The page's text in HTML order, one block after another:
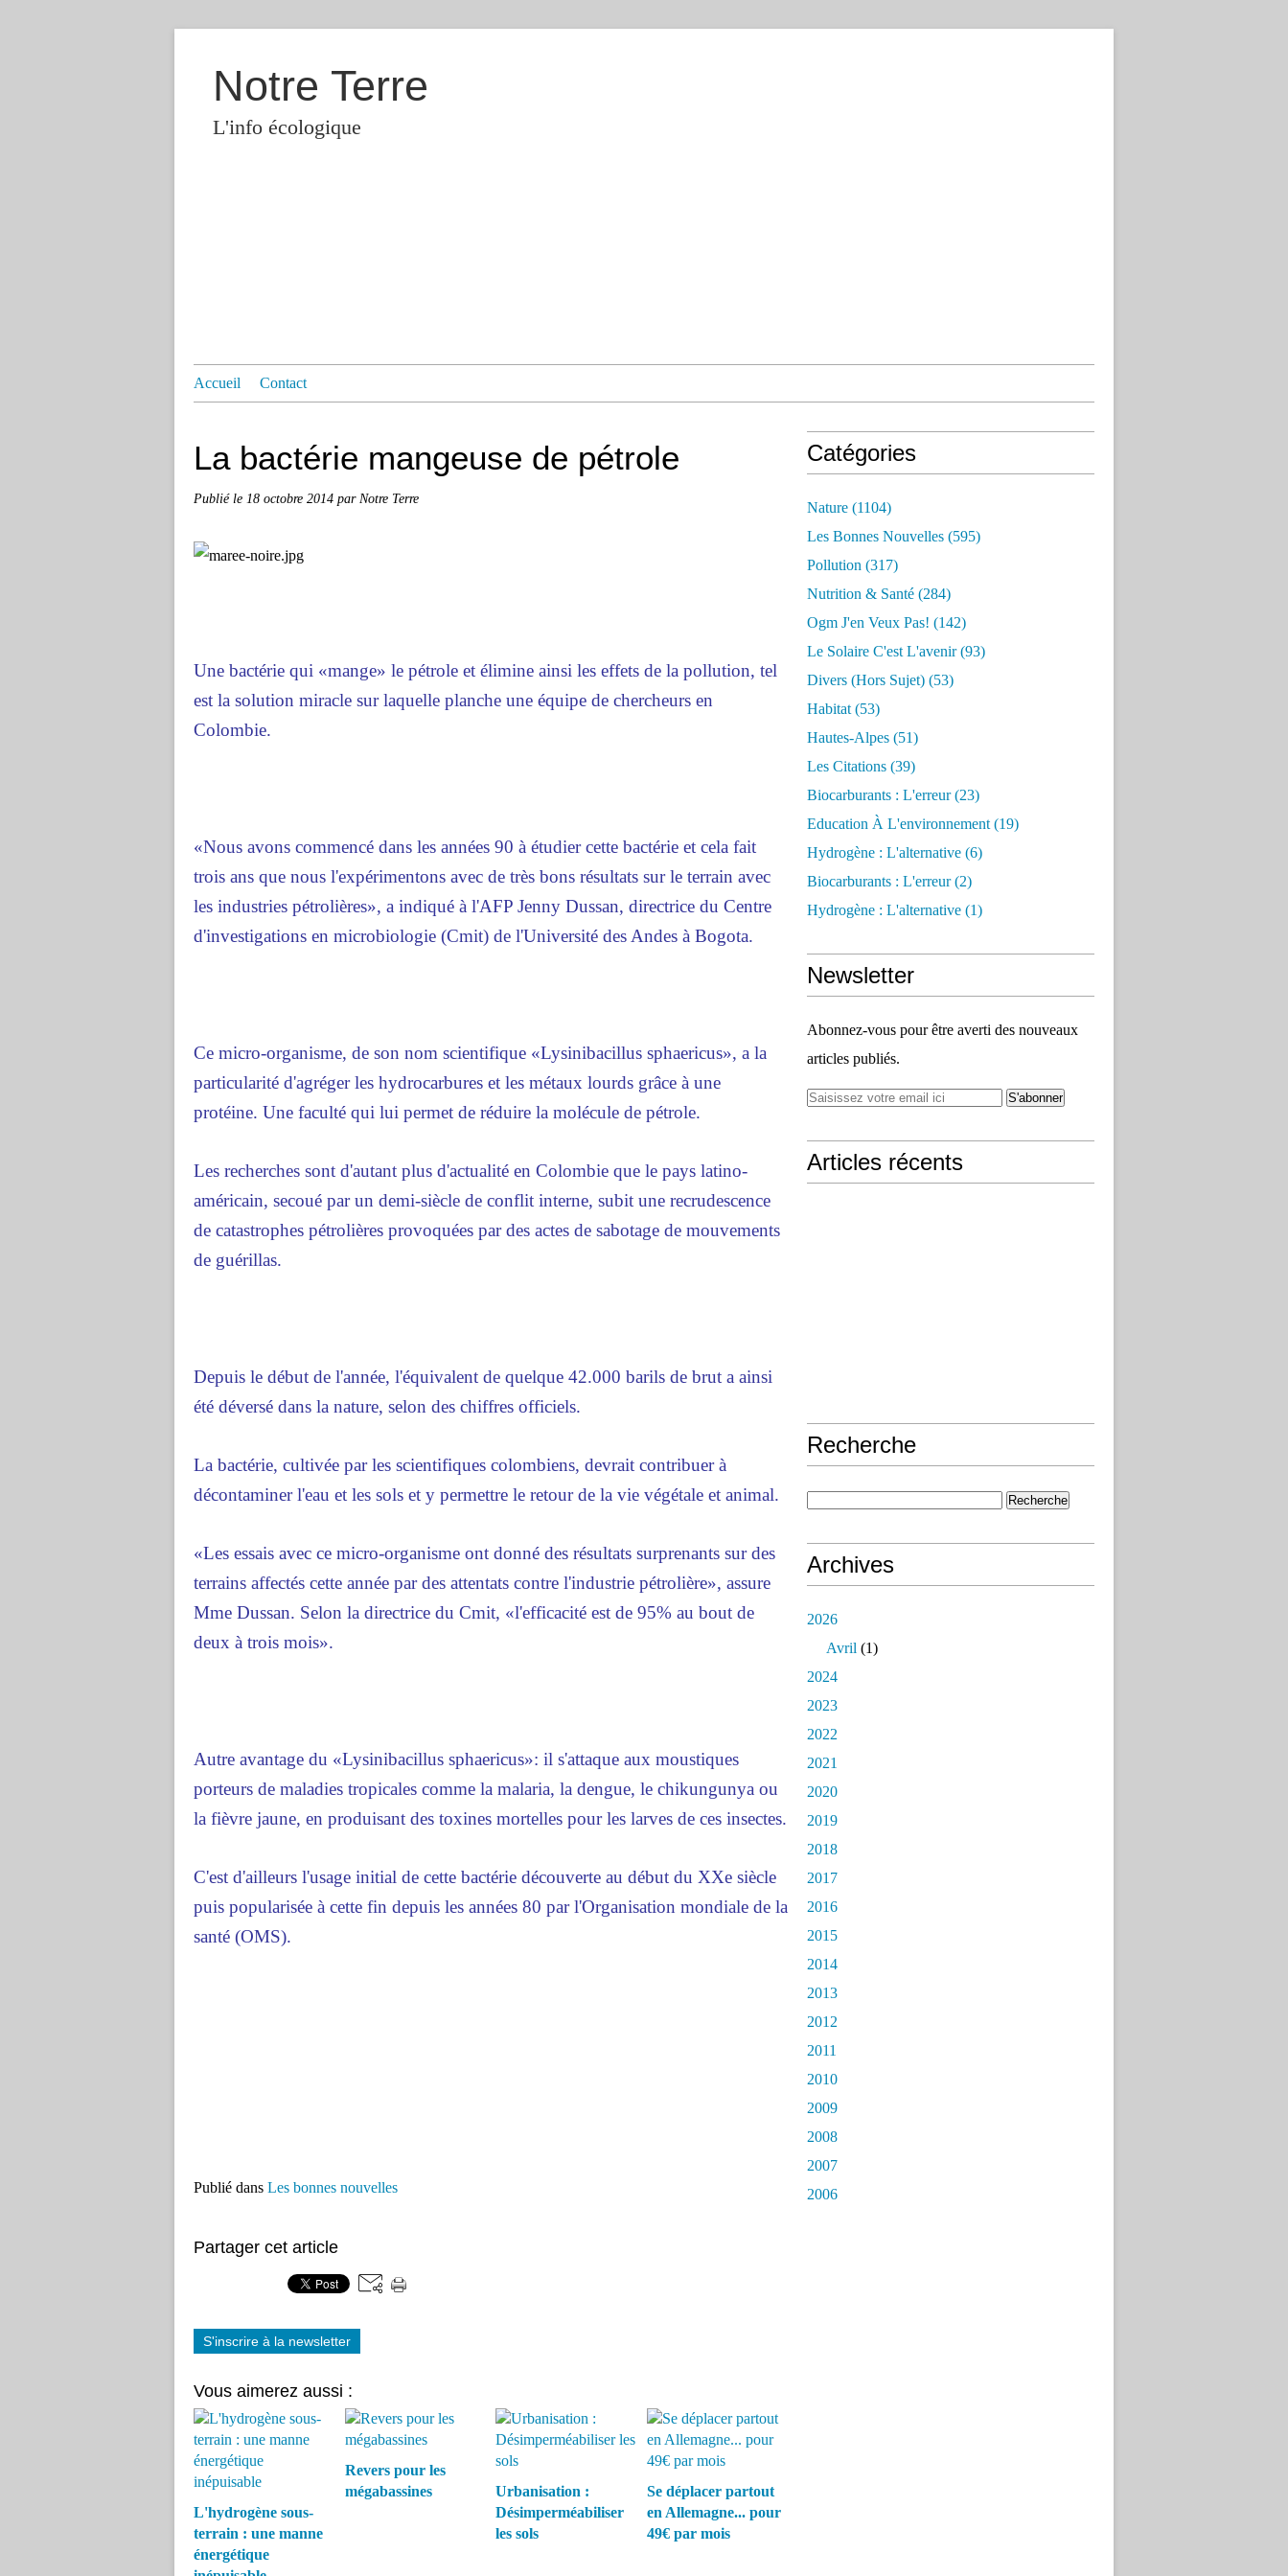
Notre Terre
L'info écologique
Accueil Contact
La bactérie mangeuse de pétrole
Publié le 18 octobre 2014 par Notre Terre
Une bactérie qui «mange» le pétrole et élimine ainsi les effets de la pollution, tel
est la solution miracle sur laquelle planche une équipe de chercheurs en
Colombie.
«Nous avons commencé dans les années 90 à étudier cette bactérie et cela fait
trois ans que nous l'expérimentons avec de très bons résultats sur le terrain avec
les industries pétrolières», a indiqué à l'AFP Jenny Dussan, directrice du Centre
d'investigations en microbiologie (Cmit) de l'Université des Andes à Bogota.
Ce micro-organisme, de son nom scientifique «Lysinibacillus sphaericus», a la
particularité d'agréger les hydrocarbures et les métaux lourds grâce à une
protéine. Une faculté qui lui permet de réduire la molécule de pétrole.
Les recherches sont d'autant plus d'actualité en Colombie que le pays latino-
américain, secoué par un demi-siècle de conflit interne, subit une recrudescence
de catastrophes pétrolières provoquées par des actes de sabotage de mouvements
de guérillas.
Depuis le début de l'année, l'équivalent de quelque 42.000 barils de brut a ainsi
été déversé dans la nature, selon des chiffres officiels.
La bactérie, cultivée par les scientifiques colombiens, devrait contribuer à
décontaminer l'eau et les sols et y permettre le retour de la vie végétale et animal.
«Les essais avec ce micro-organisme ont donné des résultats surprenants sur des
terrains affectés cette année par des attentats contre l'industrie pétrolière», assure
Mme Dussan. Selon la directrice du Cmit, «l'efficacité est de 95% au bout de
deux à trois mois».
Autre avantage du «Lysinibacillus sphaericus»: il s'attaque aux moustiques
porteurs de maladies tropicales comme la malaria, la dengue, le chikungunya ou
la fièvre jaune, en produisant des toxines mortelles pour les larves de ces insectes.
C'est d'ailleurs l'usage initial de cette bactérie découverte au début du XXe siècle
puis popularisée à cette fin depuis les années 80 par l'Organisation mondiale de la
santé (OMS).
Publié dans Les bonnes nouvelles
Partager cet article
S'inscrire à la newsletter
Vous aimerez aussi :
L'hydrogène sous-
terrain : une manne
énergétique
Revers pour les
mégabassines
Urbanisation :
Désimperméabiliser
les sols
Se déplacer partout
en Allemagne... pour
49€ par mois
Catégories
Nature (1104)
Les Bonnes Nouvelles (595)
Pollution (317)
Nutrition & Santé (284)
Ogm J'en Veux Pas! (142)
Le Solaire C'est L'avenir(93)
Divers (hors Sujet) (53)
Habitat (53)
Hautes-Alpes (51)
Les Citations (39)
Biocarburants : L'erreur(23)
Education À L'environnement (19)
Hydrogène : L'alternative (6)
Biocarburants : L'erreur(2)
Hydrogène : L'alternative (1)
Newsletter
Abonnez-vous pour être averti des nouveaux
articles publiés.
Articles récents
Recherche
Archives
2026
Avril (1)
2024
2023
2022
2021
2020
2019
2018
2017
2016
2015
2014
2013
2012
2011
2010
2009
2008
2007
2006